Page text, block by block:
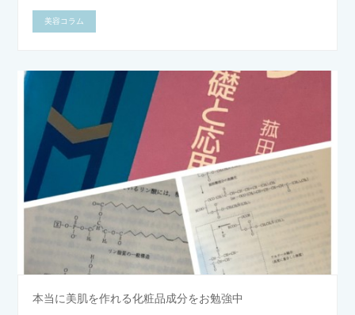
美容コラム
本当に美肌を作れる化粧品成分をお勉強中